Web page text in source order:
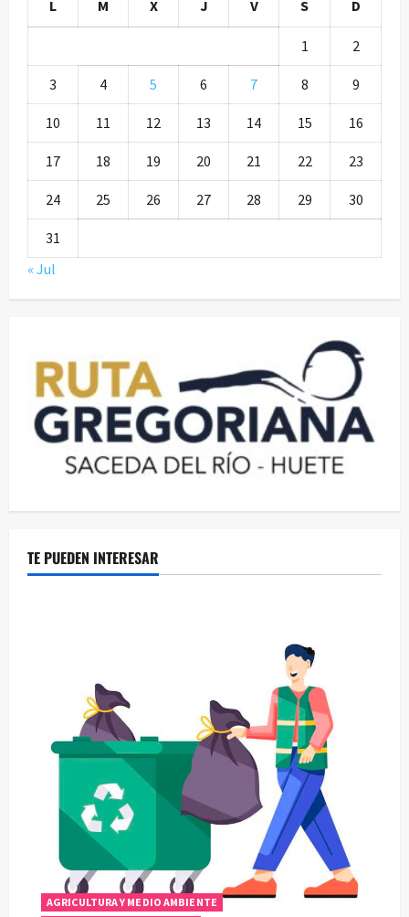
L M X J V S D
1 2
3 4 5 6 7 8 9
10 11 12 13 14 15 16
17 18 19 20 21 22 23
24 25 26 27 28 29 30
31
« Jul
TE PUEDEN INTERESAR
AGRICULTURA Y MEDIO AMBIENTE